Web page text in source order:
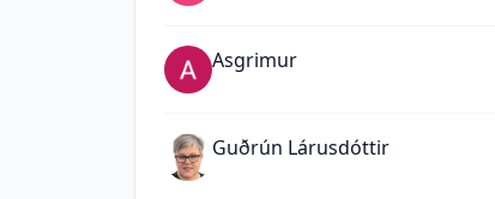
Asgrimur
Guðrún Lárusdóttir